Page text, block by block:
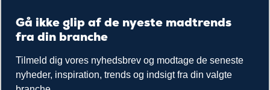
Gå ikke glip af de nyeste madtrends
fra din branche
Tilmeld dig vores nyhedsbrev og modtage de seneste
nyheder, inspiration, trends og indsigt fra din valgte